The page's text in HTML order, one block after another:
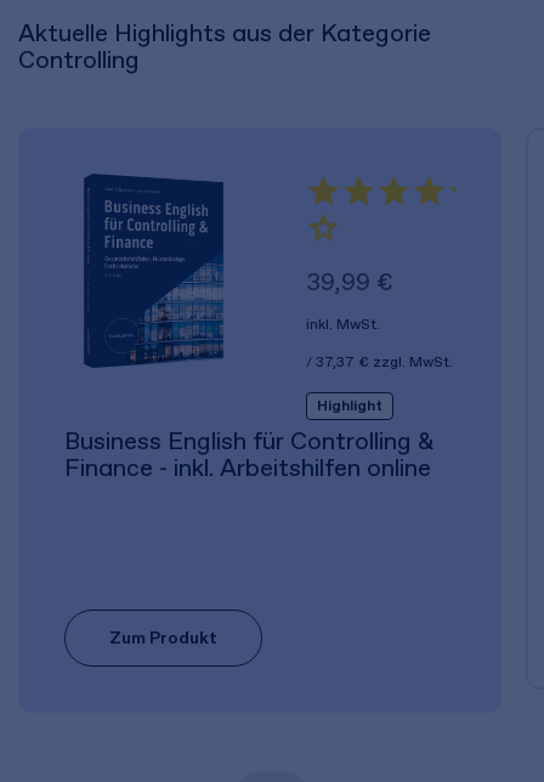
Aktuelle Highlights aus der Kategorie
Controlling
39,99 €
inkl. MwSt.
37,37 € zzgl. MwSt.
Highlight
Business English für Controlling &
Finance - inkl. Arbeitshilfen online
Zum Produkt